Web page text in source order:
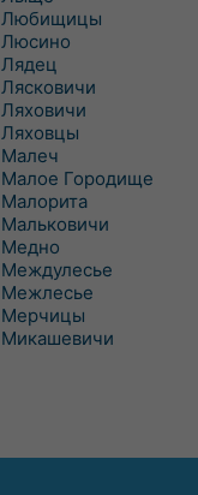
Любищицы
Люсино
Лядец
Лясковичи
Ляховичи
Ляховцы
Малеч
Малое Городище
Малорита
Мальковичи
Медно
Междулесье
Межлесье
Мерчицы
Микашевичи